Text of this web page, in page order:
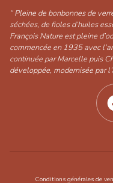
“ Pleine de bonbonnes de
séchées, de fioles d’huiles
François Nature est pleine
commencée en 1935 avec
continuée par Marcelle puis
développée, modernisée par
Conditions générales de